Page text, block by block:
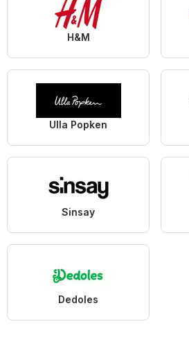
H&M
Ulla Popken
Sinsay
Dedoles